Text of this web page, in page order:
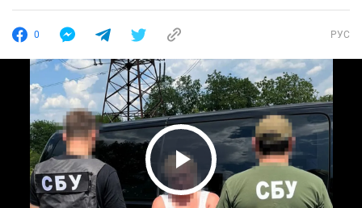
0 РУС
Play Video